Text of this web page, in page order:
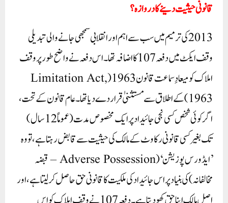
قانونی حیثیت دینے کا دروازہ؟
2013کی ترمیم میں سب سے اہم اور انقلابی سمجھی جانے والی تبدیلی
وقف ایکٹ میں دفعہ 107 کا اضافہ تھا۔ اس دفعہ نے واضح طور پر وقف
املاک کو میعادِ سماعت قانون 1963 (Limitation Act,
1963) کے اطلاق سے مستثنیٰ قرار دے دیا تھا۔ عام قانون کے تحت،
اگر کوئی شخص کسی نجی جائیداد پر ایک مخصوص مدت (عموماً 12 سال)
تک بغیر کسی قانونی رکاوٹ کے مالک کی حیثیت سے قابض رہتا ہے، تو وہ
’ایڈورس پوزیشن‘ (Adverse Possession – قبضہ
مخالفانہ) کی بنیاد پر اس جائیداد کی ملکیت کا قانونی حق حاصل کر لیتا ہے، اور